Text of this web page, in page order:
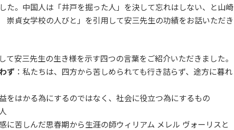
た。中国人は「井戸を掘った人」を決して忘れはしない、と山崎
貞女学校の人びと」を引用して安三先生の功績をお話いただき
て安三先生の生き様を示す四つの言葉をご紹介いただきました。
ず ：私たちは、四方から苦しめられても行き詰らず、途方に暮れ
をはかる為にするのではなく、社会に役立つ為にするもの
に苦しんだ思春期から生涯の師ウィリアム メレル ヴォーリスと